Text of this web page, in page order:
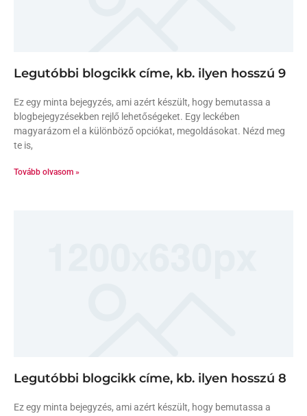
Legutóbbi blogcikk címe, kb. ilyen hosszú 9
Ez egy minta bejegyzés, ami azért készült, hogy bemutassa a
blogbejegyzésekben rejlő lehetőségeket. Egy leckében
magyarázom el a különböző opciókat, megoldásokat. Nézd meg
te is,
Tovább olvasom »
Legutóbbi blogcikk címe, kb. ilyen hosszú 8
Ez egy minta bejegyzés, ami azért készült, hogy bemutassa a